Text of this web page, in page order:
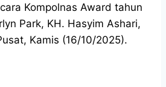
Kompolnas Award tahun
Park, KH. Hasyim Ashari,
Kamis (16/10/2025).